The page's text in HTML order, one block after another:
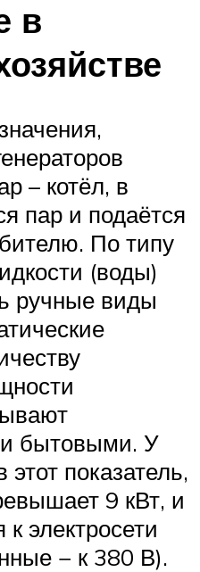
в
– котёл, в
пар и подаётся
По типу
(воды)
ручные виды
бытовыми. У
этот показатель,
9 кВт, и
электросети
− к 380 В).